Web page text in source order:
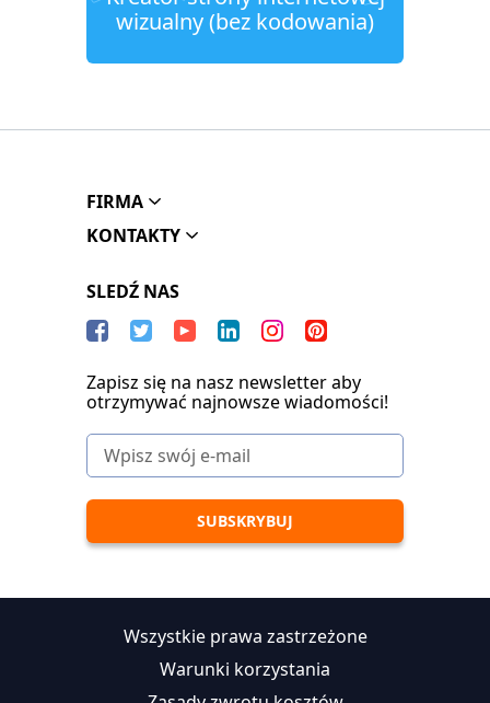
wizualny (bez kodowania)
FIRMA
KONTAKTY
SLEDŹ NAS
Zapisz się na nasz newsletter aby
otrzymywać najnowsze wiadomości!
Wszystkie prawa zastrzeżone
Warunki korzystania